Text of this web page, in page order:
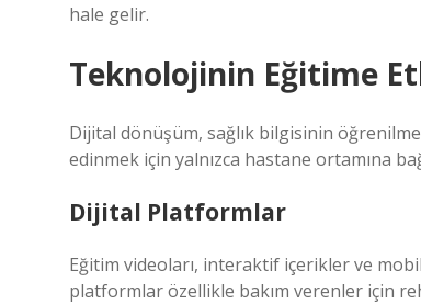
hale gelir.
Teknolojinin Eğitime
Dijital dönüşüm, sağlık bilgisinin
edinmek için yalnızca hastane ortamına
Dijital Platformlar
Eğitim videoları, interaktif içerikler ve
platformlar özellikle bakım verenler için